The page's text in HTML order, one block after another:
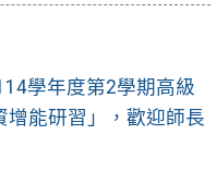
學年度第2學期高級
增能研習」，歡迎師長